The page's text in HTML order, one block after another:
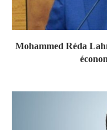
Mohammed Réda